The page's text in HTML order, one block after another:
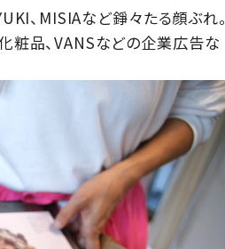
、MISIAなど錚々たる顔ぶれ。
粧品、VANSなどの企業広告な